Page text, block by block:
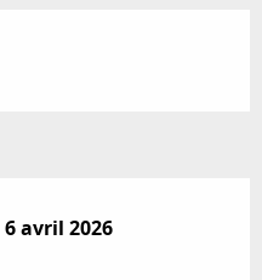
6 avril 2026
6 avril 2026